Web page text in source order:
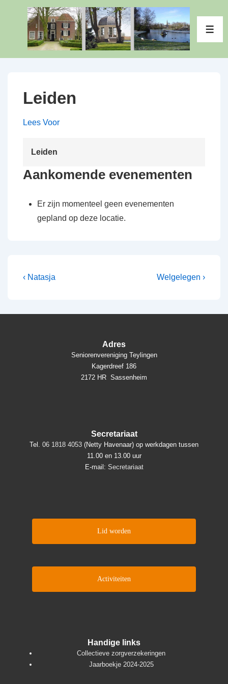
Doorgaan
hoofdinhoud
Leiden
Lees Voor
Leiden
Aankomende evenementen
Er zijn momenteel geen evenementen
gepland op deze locatie.
Bericht
Vorig
‹ Natasja
Volgende
Welgelegen ›
Adres
Seniorenvereniging Teylingen
Kagerdreef 186
2172 HR Sassenheim
Secretariaat
Tel. 06 1818 4053 (Netty Havenaar) op werkdagen tussen
11.00 en 13.00 uur
E-mail: Secretariaat
Lid worden
Activiteiten
Handige links
Collectieve zorgverzekeringen
Jaarboekje 2024-2025